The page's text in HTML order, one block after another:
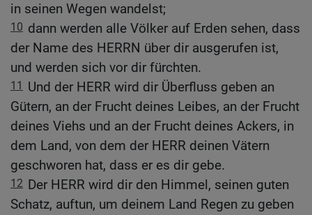
in seinen Wegen wandelst;
10 dann werden alle Völker auf Erden sehen, dass
der Name des HERRN über dir ausgerufen ist,
und werden sich vor dir fürchten.
11
Und der HERR wird dir Überfluss geben an
Gütern, an der Frucht deines Leibes, an der Frucht
deines Viehs und an der Frucht deines Ackers, in
dem Land, von dem der HERR deinen Vätern
geschworen hat, dass er es dir gebe.
12 Der HERR wird dir den Himmel, seinen guten
Schatz, auftun, um deinem Land Regen zu geben